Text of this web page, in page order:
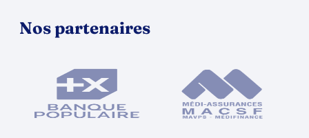
Nos partenaires